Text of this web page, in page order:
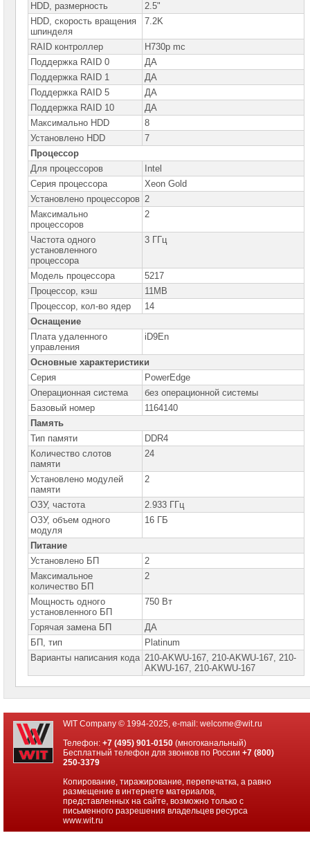
Серверы
Dell
PowerEdge
для
установки
в
стойку
Серверы
DELL
PowerEdge
C
Серверы
DELL
PowerEdge
R230
Серверы
DELL
PowerEdge
R240
Серверы
DELL
PowerEdge
R250
Серверы
DELL
PowerEdge
R330
Серверы
DELL
PowerEdge
R340
Серверы
DELL
PowerEdge
R350
Серверы
DELL
PowerEdge
R360
Серверы
DELL
PowerEdge
R430
Серверы
DELL
PowerEdge
R440
Серверы
DELL
PowerEdge
R450
Серверы
DELL
PowerEdge
R540
R550
Серверы
DELL
PowerEdge
R630
DELL
PowerEdge
R640
HDD, размерность
2.5"
HDD, cкорость вращения
шпинделя
7.2K
RAID контроллер
H730p mc
Поддержка RAID 0
ДА
Поддержка RAID 1
ДА
Поддержка RAID 5
ДА
Поддержка RAID 10
ДА
Максимально HDD
8
Установлено HDD
7
Процессор
Для процессоров
Intel
Серия процессора
Xeon Gold
Установлено процессоров 2
Максимально
процессоров
2
Частота одного
установленного
процессора
3 ГГц
Модель процессора
5217
Процессор, кэш
11MB
Процессор, кол-во ядер
14
Оснащение
Плата удаленного
управления
iD9En
Основные характеристики
Серия
PowerEdge
Операционная система
без операционной системы
Базовый номер
1164140
Память
Тип памяти
DDR4
Количество слотов
памяти
24
Установлено модулей
памяти
2
ОЗУ, частота
2.933 ГГц
ОЗУ, объем одного
модуля
16 ГБ
Питание
Установлено БП
2
Максимальное
количество БП
2
Мощность одного
установленного БП
750 Вт
Горячая замена БП
ДА
БП, тип
Platinum
Варианты написания кода 210-AKWU-167, 210-AKWU-167, 210-
АKWU-167, 210-АКWU-167
WIT Company © 1994-2025, e-mail: welcome@wit.ru
Телефон:+7 (495) 901-0150 (многоканальный)
Бесплатный телефон для звонков по России+7 (800)
250-3379
Копирование, тиражирование, перепечатка, а равно
размещение в интернете материалов,
представленных на сайте, возможно только с
письменного разрешения владельцев ресурса
www.wit.ru